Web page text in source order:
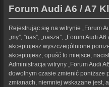
Forum Audi A6 / A7
Rejestrując się na witrynie „Forum
„my”, ”nas”, „nasza”, „Forum Audi
akceptujesz wyszczególnione
akceptujesz, opuść to miejsce,
Administracja witryny „Forum Audi
dowolnym czasie zmienić poniższe
zmianach, niemniej wskazane jest,